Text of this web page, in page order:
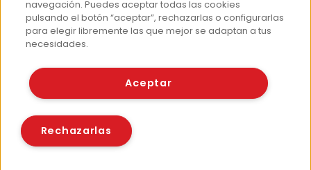
Contacto
Prensa
© Fundación EROSKI
Aviso legal
Políticas de cookies
navegación. Puedes aceptar todas las cookies
pulsando el botón “aceptar”, rechazarlas o configurarlas
para elegir libremente las que mejor se adaptan a tus
necesidades.
Aceptar
Rechazarlas